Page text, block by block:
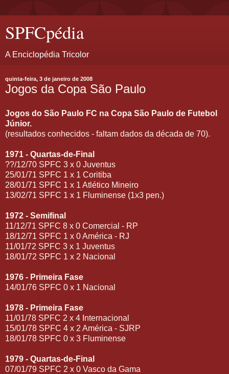
SPFCpédia
A Enciclopédia Tricolor
quinta-feira, 3 de janeiro de 2008
Jogos da Copa São Paulo
Jogos do São Paulo FC na Copa São Paulo de Futebol
Júnior.
(resultados conhecidos - faltam dados da década de 70).
1971 - Quartas-de-Final
??/12/70 SPFC 3 x 0 Juventus
25/01/71 SPFC 1 x 1 Coritiba
28/01/71 SPFC 1 x 1 Atlético Mineiro
13/02/71 SPFC 1 x 1 Fluminense (1x3 pen.)
1972 - Semifinal
11/12/71 SPFC 8 x 0 Comercial - RP
18/12/71 SPFC 1 x 0 América - RJ
11/01/72 SPFC 3 x 1 Juventus
18/01/72 SPFC 1 x 2 Nacional
1976 - Primeira Fase
14/01/76 SPFC 0 x 1 Nacional
1978 - Primeira Fase
11/01/78 SPFC 2 x 4 Internacional
15/01/78 SPFC 4 x 2 América - SJRP
18/01/78 SPFC 0 x 3 Fluminense
1979 - Quartas-de-Final
07/01/79 SPFC 2 x 0 Vasco da Gama